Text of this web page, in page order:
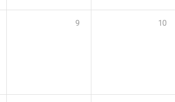
9 10